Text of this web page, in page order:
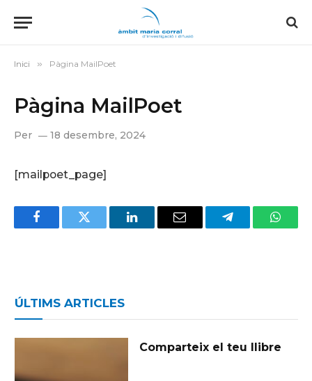
Inici » Pàgina MailPoet
Pàgina MailPoet
Per 18 desembre, 2024
[mailpoet_page]
FacebookTwitter LinkedInEmail Telegram
ÚLTIMS ARTICLES
Comparteix el teu llibre